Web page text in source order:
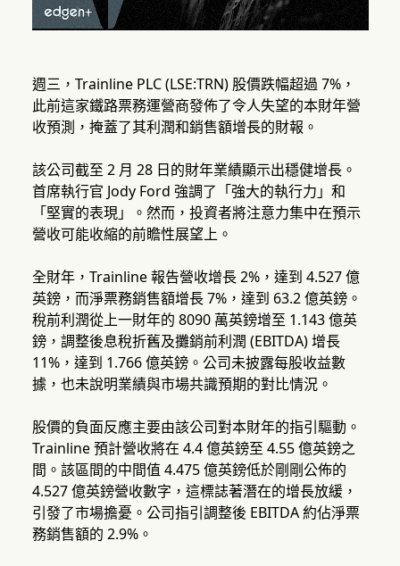
週三，Trainline PLC (LSE:TRN) 股價跌幅超過 7%，
此前這家鐵路票務運營商發佈了令人失望的本財年營
收預測，掩蓋了其利潤和銷售額增長的財報。
該公司截至 2 月 28 日的財年業績顯示出穩健增長。
首席執行官 Jody Ford 強調了「強大的執行力」和
「堅實的表現」。然而，投資者將注意力集中在預示
營收可能收縮的前瞻性展望上。
全財年，Trainline 報告營收增長 2%，達到 4.527 億
英鎊，而淨票務銷售額增長 7%，達到 63.2 億英鎊。
稅前利潤從上一財年的 8090 萬英鎊增至 1.143 億英
鎊，調整後息稅折舊及攤銷前利潤 (EBITDA) 增長
11%，達到 1.766 億英鎊。公司未披露每股收益數
據，也未說明業績與市場共識預期的對比情況。
股價的負面反應主要由該公司對本財年的指引驅動。
Trainline 預計營收將在 4.4 億英鎊至 4.55 億英鎊之
間。該區間的中間值 4.475 億英鎊低於剛剛公佈的
4.527 億英鎊營收數字，這標誌著潛在的增長放緩，
引發了市場擔憂。公司指引調整後 EBITDA 約佔淨票
務銷售額的 2.9%。